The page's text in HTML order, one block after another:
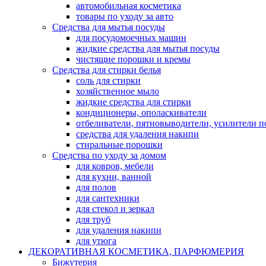
автомобильная косметика
товары по уходу за авто
Средства для мытья посуды
для посудомоечных машин
жидкие средства для мытья посуды
чистящие порошки и кремы
Средства для стирки белья
соль для стирки
хозяйственное мыло
жидкие средства для стирки
кондиционеры, ополаскиватели
отбеливатели, пятновыводители, усилители
средства для удаления накипи
стиральные порошки
Средства по уходу за домом
для ковров, мебели
для кухни, ванной
для полов
для сантехники
для стекол и зеркал
для труб
для удаления накипи
для утюга
ДЕКОРАТИВНАЯ КОСМЕТИКА, ПАРФЮМЕРИЯ
Бижутерия